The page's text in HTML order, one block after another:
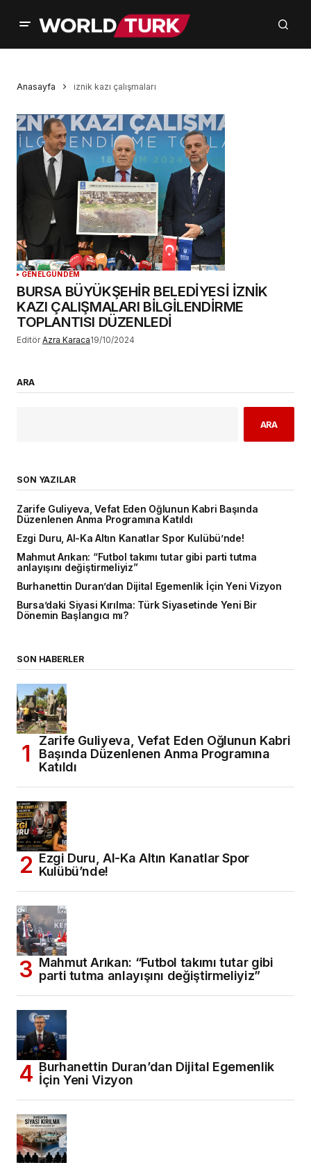
Anasayfa iznik kazı çalışmaları
GENELGÜNDEM
BURSA BÜYÜKŞEHİR BELEDİYESİ İZNİK
KAZI ÇALIŞMALARI BİLGİLENDİRME
TOPLANTISI DÜZENLEDİ
Editör Azra Karaca19/10/2024
ARA
ARA
SON YAZILAR
Zarife Guliyeva, Vefat Eden Oğlunun Kabri Başında
Düzenlenen Anma Programına Katıldı
Ezgi Duru, Al-Ka Altın Kanatlar Spor Kulübü’nde!
Mahmut Arıkan: “Futbol takımı tutar gibi parti tutma
anlayışını değiştirmeliyiz”
Burhanettin Duran’dan Dijital Egemenlik İçin Yeni Vizyon
Bursa’daki Siyasi Kırılma: Türk Siyasetinde Yeni Bir
Dönemin Başlangıcı mı?
SON HABERLER
Zarife Guliyeva, Vefat Eden Oğlunun Kabri
Başında Düzenlenen Anma Programına
Katıldı
Ezgi Duru, Al-Ka Altın Kanatlar Spor
Kulübü’nde!
Mahmut Arıkan: “Futbol takımı tutar gibi
parti tutma anlayışını değiştirmeliyiz”
Burhanettin Duran’dan Dijital Egemenlik
İçin Yeni Vizyon